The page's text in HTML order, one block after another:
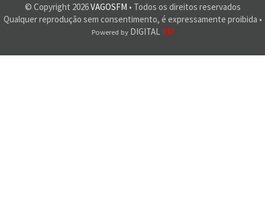
© Copyright 2026VAGOSFM • Todos os direitos reservados
Qualquer reprodução sem consentimento, é expressamente proibida •
Powered byDIGITAL RM